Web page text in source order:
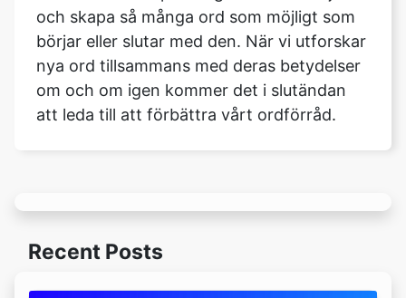
och skapa så många ord som möjligt som
börjar eller slutar med den. När vi utforskar
nya ord tillsammans med deras betydelser
om och om igen kommer det i slutändan
att leda till att förbättra vårt ordförråd.
Recent Posts